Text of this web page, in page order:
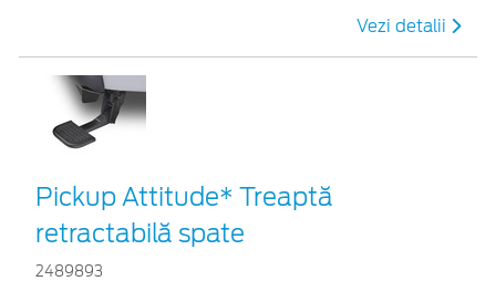
Vezi detalii
Pickup Attitude* Treaptă
retractabilă spate
2489893